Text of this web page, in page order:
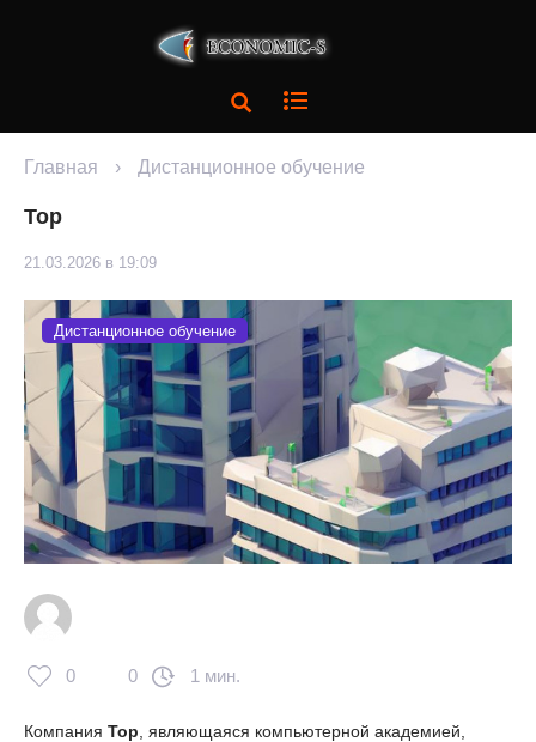
Главная › Дистанционное обучение
Top
21.03.2026 в 19:09
Дистанционное обучение
0 0 1 мин.
Компания Top , являющаяся компьютерной академией,